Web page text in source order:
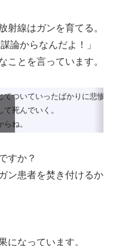
射線はガンを育てる。
論からなんだよ！」
ことを言っています。
ついていったばかりに悲惨
死んでいく。
ね。
すか？
ン患者を焚き付けるか
になっています。